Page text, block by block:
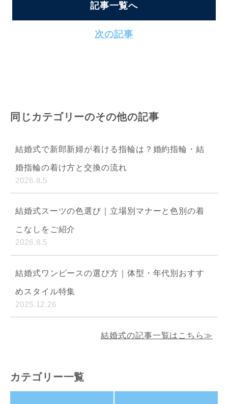
記事一覧へ
次の記事
同じカテゴリーのその他の記事
結婚式で新郎新婦が着ける指輪は？婚約指輪・結
婚指輪の着け方と交換の流れ
2026.8.5
結婚式スーツの色選び｜立場別マナーと色別の着
こなしをご紹介
2026.8.5
結婚式ワンピースの選び方｜体型・年代別おすす
めスタイル特集
2025.12.26
結婚式の記事一覧はこちら≫
カテゴリー一覧